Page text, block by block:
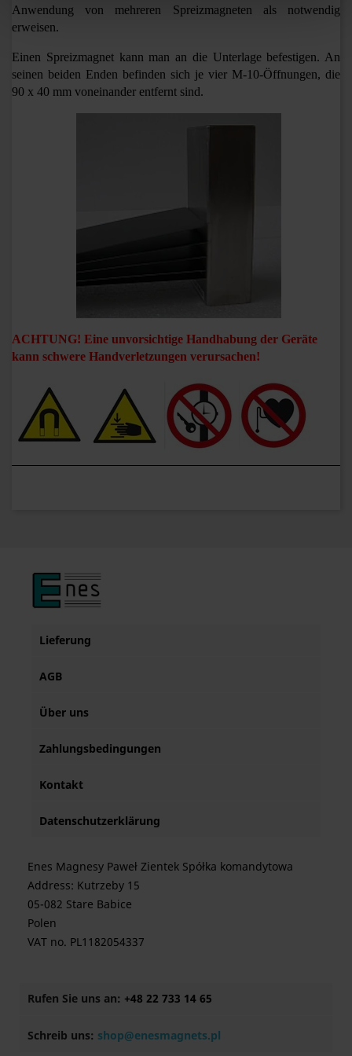
Anwendung von mehreren Spreizmagneten als notwendig
erweisen.
Einen Spreizmagnet kann man an die Unterlage befestigen. An
seinen beiden Enden befinden sich je vier M-10-Öffnungen, die
90 x 40 mm voneinander entfernt sind.
ACHTUNG! Eine unvorsichtige Handhabung der Geräte
kann schwere Handverletzungen verursachen!
Lieferung
AGB
Über uns
Zahlungsbedingungen
Kontakt
Datenschutzerklärung
Enes Magnesy Paweł Zientek Spółka komandytowa
Address: Kutrzeby 15
05-082 Stare Babice
Polen
VAT no. PL1182054337
Rufen Sie uns an: +48 22 733 14 65
Schreib uns: shop@enesmagnets.pl